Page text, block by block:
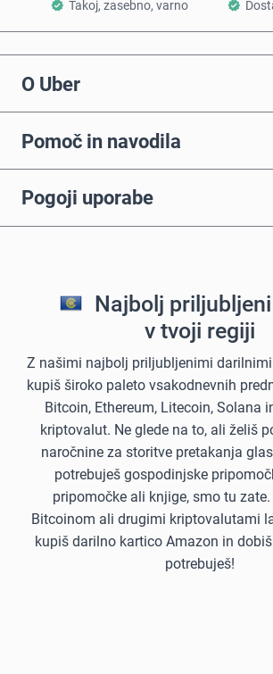
Takoj, zasebno, varno
O Uber
Pomoč in navodila
Pogoji uporabe
Najbolj
v tvoji regiji
Z našimi najbolj priljubljenimi
kupiš široko paleto vsakodnevnih
Bitcoin, Ethereum, Litecoin, Solana
kriptovalut. Ne glede na to, ali želiš
naročnine za storitve pretakanja
potrebuješ gospodinjske
pripomočke ali knjige, smo tu zate.
Bitcoinom ali drugimi kriptovalutami
kupiš darilno kartico Amazon in
potrebuješ!